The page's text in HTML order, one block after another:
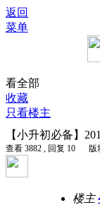
返回
菜单
看全部
收藏
只看楼主
【小升初必备】
查看 3882 , 回复 10 版
楼主